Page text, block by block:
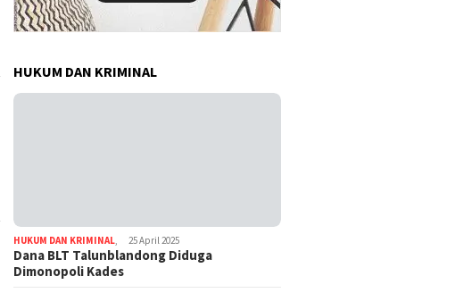
HUKUM DAN KRIMINAL
HUKUM DAN KRIMINAL 25 April 2025
Dana BLT Talunblandong Diduga
Dimonopoli Kades